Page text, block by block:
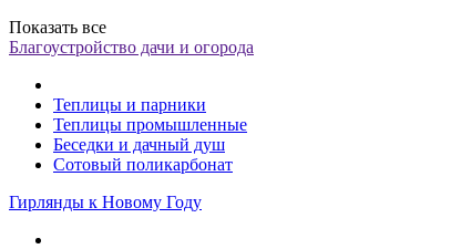
Показать все
Благоустройство дачи и огорода
Теплицы и парники
Теплицы промышленные
Беседки и дачный душ
Сотовый поликарбонат
Гирлянды к Новому Году